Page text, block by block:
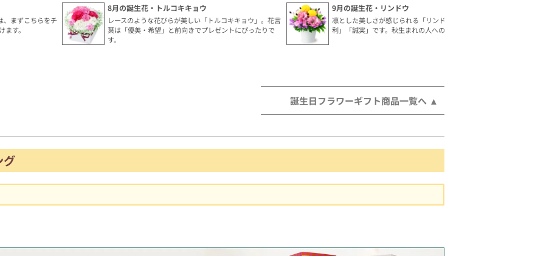
、まずこちらをチ
す。
8月の誕生花・トルコキキョウ
レースのような花びらが美しい「トルコキキョウ」。花言
葉は「優美・希望」と前向きでプレゼントにぴったりで
す。
9月の誕生花・リンドウ
凛とした美しさが感じられる「リンドウ」。花言葉は「勝
利」「誠実」です。秋生まれの人へのギフトにおすすめ。
誕生日フラワーギフト商品一覧へ
グ